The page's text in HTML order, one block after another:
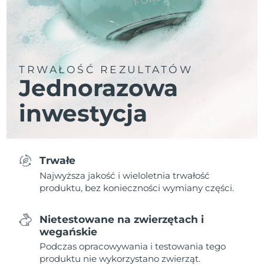
TRWAŁOŚĆ REZULTATÓW
Jednorazowa
inwestycja
Trwałe
Najwyższa jakość i wieloletnia trwałość
produktu, bez konieczności wymiany części.
Nietestowane na zwierzętach i
wegańskie
Podczas opracowywania i testowania tego
produktu nie wykorzystano zwierząt.